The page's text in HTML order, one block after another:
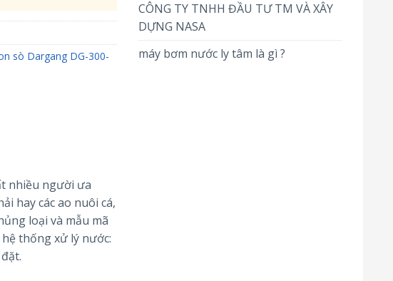
CÔNG TY TNHH ĐẦU TƯ TM VÀ XÂY
DỰNG NASA
máy bơm nước ly tâm là gì ?
sò Dargang DG-300-
nhiều người ưa
hay các ao nuôi cá,
loại và mẫu mã
thống xử lý nước: